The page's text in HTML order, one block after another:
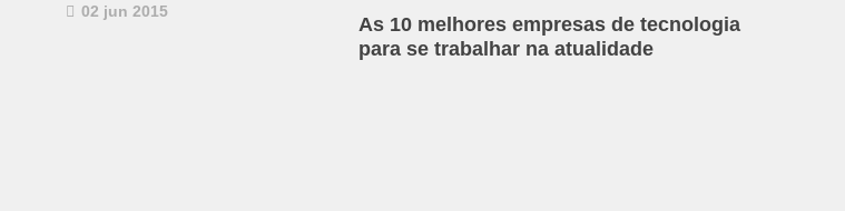
02 jun 2015
As 10 melhores empresas de tecnologia
para se trabalhar na atualidade